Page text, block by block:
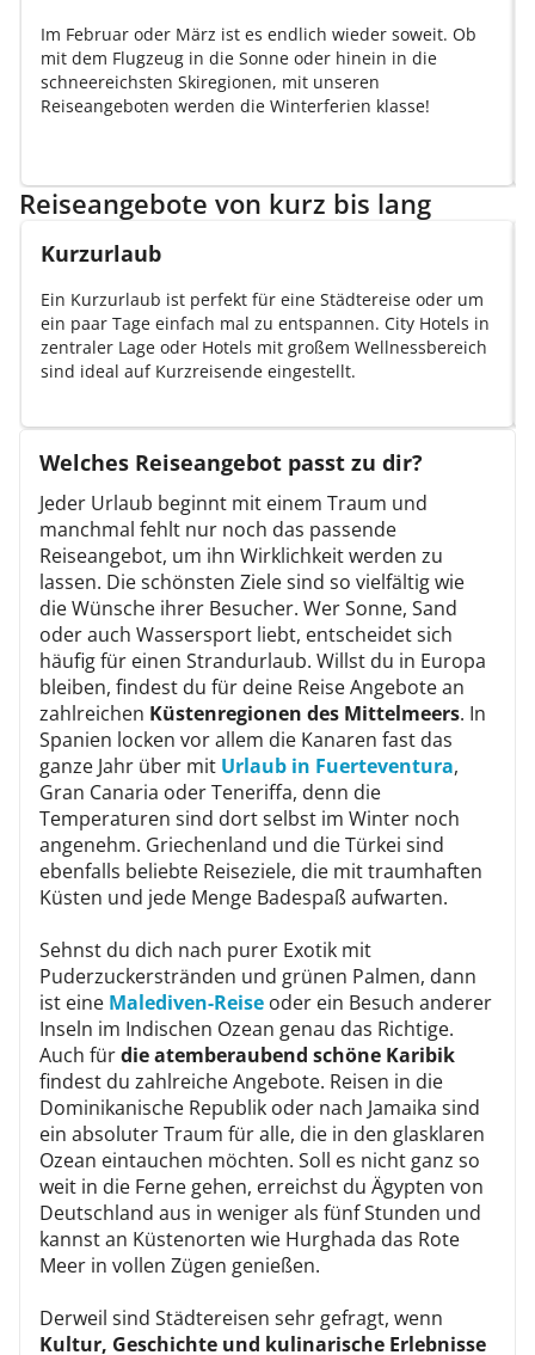
Im Februar oder März ist es endlich wieder soweit. Ob
mit dem Flugzeug in die Sonne oder hinein in die
schneereichsten Skiregionen, mit unseren
Reiseangeboten werden die Winterferien klasse!
Reiseangebote von kurz bis lang
Kurzurlaub
Ein Kurzurlaub ist perfekt für eine Städtereise oder um
ein paar Tage einfach mal zu entspannen. City Hotels in
zentraler Lage oder Hotels mit großem Wellnessbereich
sind ideal auf Kurzreisende eingestellt.
Welches Reiseangebot passt zu dir?
Jeder Urlaub beginnt mit einem Traum und
manchmal fehlt nur noch das passende
Reiseangebot, um ihn Wirklichkeit werden zu
lassen. Die schönsten Ziele sind so vielfältig wie
die Wünsche ihrer Besucher. Wer Sonne, Sand
oder auch Wassersport liebt, entscheidet sich
häufig für einen Strandurlaub. Willst du in Europa
bleiben, findest du für deine Reise Angebote an
zahlreichen Küstenregionen des Mittelmeers. In
Spanien locken vor allem die Kanaren fast das
ganze Jahr über mit Urlaub in Fuerteventura,
Gran Canaria oder Teneriffa, denn die
Temperaturen sind dort selbst im Winter noch
angenehm. Griechenland und die Türkei sind
ebenfalls beliebte Reiseziele, die mit traumhaften
Küsten und jede Menge Badespaß aufwarten.
Sehnst du dich nach purer Exotik mit
Puderzuckerstränden und grünen Palmen, dann
ist eine Malediven-Reise oder ein Besuch anderer
Inseln im Indischen Ozean genau das Richtige.
Auch fürdie atemberaubend schöne Karibik
findest du zahlreiche Angebote. Reisen in die
Dominikanische Republik oder nach Jamaika sind
ein absoluter Traum für alle, die in den glasklaren
Ozean eintauchen möchten. Soll es nicht ganz so
weit in die Ferne gehen, erreichst du Ägypten von
Deutschland aus in weniger als fünf Stunden und
kannst an Küstenorten wie Hurghada das Rote
Meer in vollen Zügen genießen.
Derweil sind Städtereisen sehr gefragt, wenn
Kultur, Geschichte und kulinarische Erlebnisse